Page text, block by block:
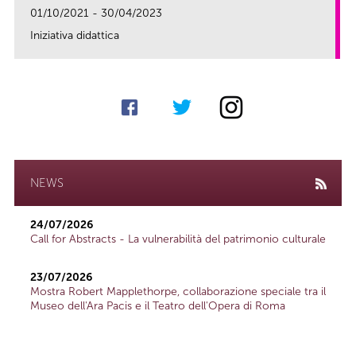
01/10/2021 - 30/04/2023
Iniziativa didattica
NEWS
24/07/2026
Call for Abstracts - La vulnerabilità del patrimonio culturale
23/07/2026
Mostra Robert Mapplethorpe, collaborazione speciale tra il
Museo dell'Ara Pacis e il Teatro dell'Opera di Roma